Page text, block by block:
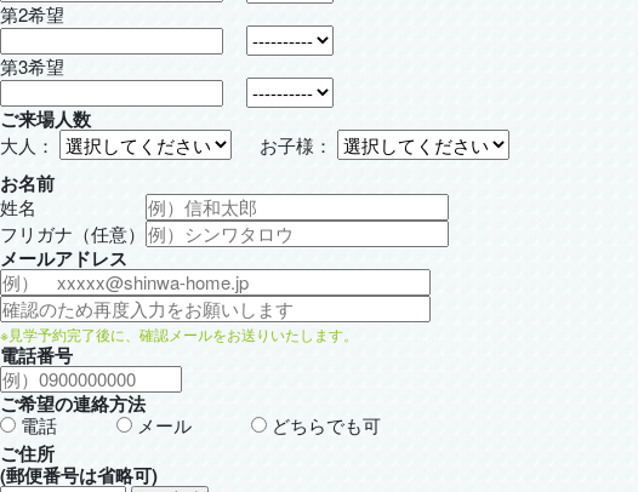
第2希望
第3希望
ご来場人数
大人： お子様：
お名前
姓名
フリガナ（任意）
メールアドレス
※見学予約完了後に、確認メールをお送りいたします。
電話番号
ご希望の連絡方法
電話 メール どちらでも可
ご住所
(郵便番号は省略可)